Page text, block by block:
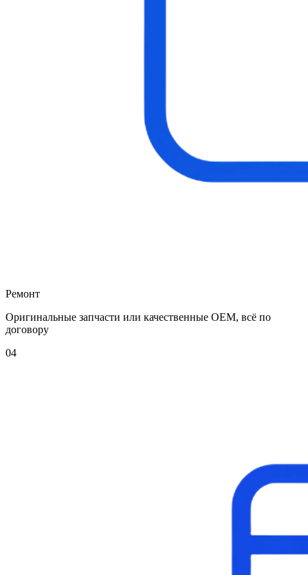
Ремонт
Оригинальные запчасти или качественные OEM, всё по
договору
04